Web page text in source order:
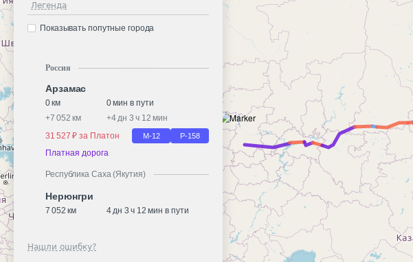
Легенда
Показывать попутные города
Россия
Арзамас
0 км
0 мин в пути
+7 052 км +4 дн 3 ч 12 мин
31 527 ₽ за Платон
М-12 Р-158
Платная дорога
Республика Саха (Якутия)
Нерюнгри
7 052 км 4 дн 3 ч 12 мин в пути
Нашли ошибку?